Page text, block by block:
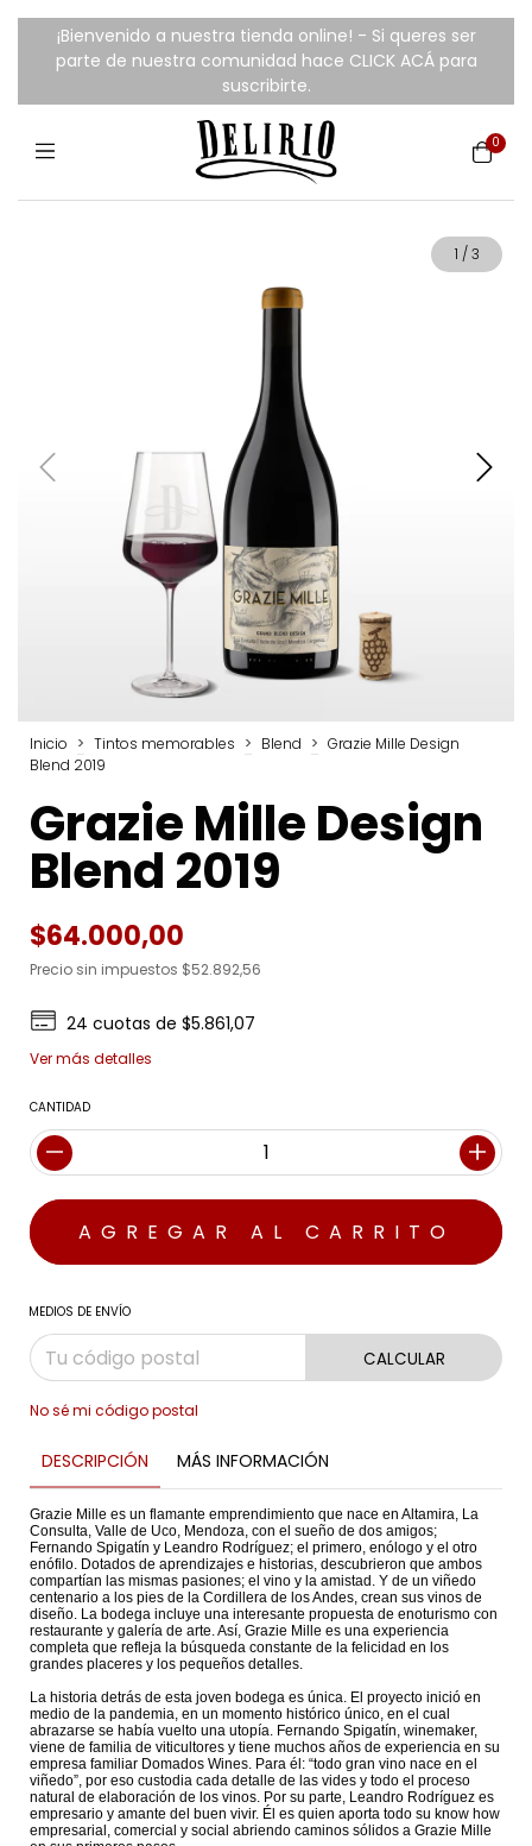
¡Bienvenido a nuestra tienda online! - Si queres ser
parte de nuestra comunidad hace CLICK ACÁ para
suscribirte.
0
1 /3
Inicio > Tintos memorables > Blend > Grazie Mille Design
Blend 2019
Grazie Mille Design
Blend 2019
$64.000,00
Precio sin impuestos $52.892,56
24 cuotas de$5.861,07
Ver más detalles
CANTIDAD
MEDIOS DE ENVÍO
CALCULAR
No sé mi código postal
DESCRIPCIÓN MÁS INFORMACIÓN
Grazie Mille es un flamante emprendimiento que nace en Altamira, La
Consulta, Valle de Uco, Mendoza, con el sueño de dos amigos;
Fernando Spigatín y Leandro Rodríguez; el primero, enólogo y el otro
enófilo. Dotados de aprendizajes e historias, descubrieron que ambos
compartían las mismas pasiones; el vino y la amistad. Y de un viñedo
centenario a los pies de la Cordillera de los Andes, crean sus vinos de
diseño. La bodega incluye una interesante propuesta de enoturismo con
restaurante y galería de arte. Así, Grazie Mille es una experiencia
completa que refleja la búsqueda constante de la felicidad en los
grandes placeres y los pequeños detalles.
La historia detrás de esta joven bodega es única. El proyecto inició en
medio de la pandemia, en un momento histórico único, en el cual
abrazarse se había vuelto una utopía. Fernando Spigatín, winemaker,
viene de familia de viticultores y tiene muchos años de experiencia en su
empresa familiar Domados Wines. Para él: “todo gran vino nace en el
viñedo”, por eso custodia cada detalle de las vides y todo el proceso
natural de elaboración de los vinos. Por su parte, Leandro Rodríguez es
empresario y amante del buen vivir. Él es quien aporta todo su know how
empresarial, comercial y social abriendo caminos sólidos a Grazie Mille